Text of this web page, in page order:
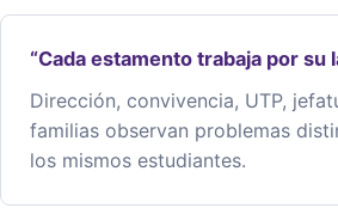
“Cada estamento trabaja por su
Dirección, convivencia, UTP,
familias observan problemas
los mismos estudiantes.